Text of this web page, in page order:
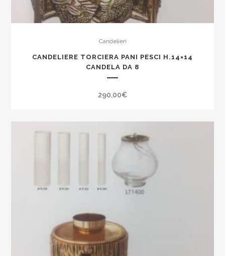
Candelieri
CANDELIERE TORCIERA PANI PESCI H.14×14
CANDELA DA 8
290,00€